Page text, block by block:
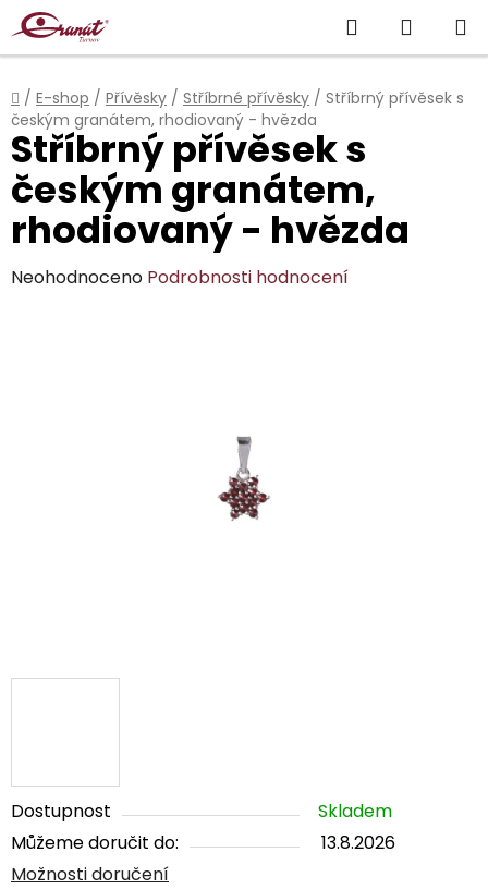
Přejít
na
obsah
Hledat
KOŠÍK
Domů
/ E-shop / Přívěsky / Stříbrné přívěsky / Stříbrný přívěsek s
českým granátem, rhodiovaný - hvězda
Dostupnost
Skladem
Můžeme doručit do:
13.8.2026
Možnosti doručení
Stříbrný přívěsek s
českým granátem,
rhodiovaný - hvězda
Průměrné
Neohodnoceno Podrobnosti hodnocení